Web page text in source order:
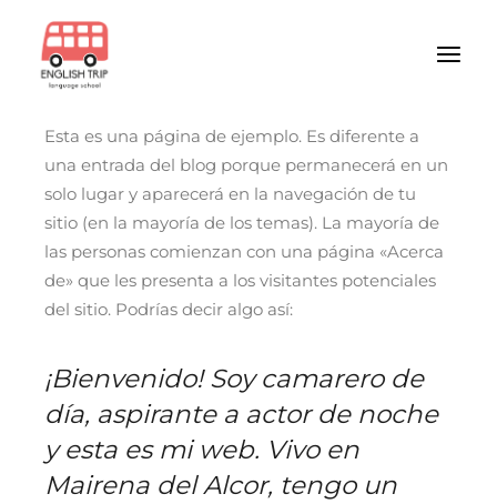
contenido
Esta es una página de ejemplo. Es diferente a
una entrada del blog porque permanecerá en un
solo lugar y aparecerá en la navegación de tu
sitio (en la mayoría de los temas). La mayoría de
las personas comienzan con una página «Acerca
de» que les presenta a los visitantes potenciales
del sitio. Podrías decir algo así:
¡Bienvenido! Soy camarero de
día, aspirante a actor de noche
y esta es mi web. Vivo en
Mairena del Alcor, tengo un